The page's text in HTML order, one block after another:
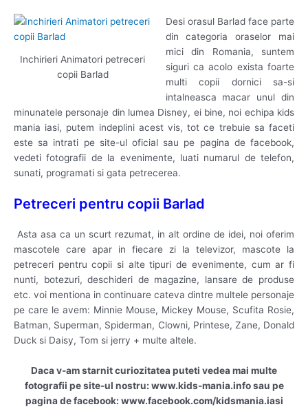
Inchirieri Animatori petreceri
copii Barlad
Desi orasul Barlad face parte
din categoria oraselor mai
mici din Romania, suntem
siguri ca acolo exista foarte
multi copii dornici sa-si
intalneasca macar unul din
minunatele personaje din lumea Disney, ei bine, noi echipa kids
mania iasi, putem indeplini acest vis, tot ce trebuie sa faceti
este sa intrati pe site-ul oficial sau pe pagina de facebook,
vedeti fotografii de la evenimente, luati numarul de telefon,
sunati, programati si gata petrecerea.
Petreceri pentru copii Barlad
Asta asa ca un scurt rezumat, in alt ordine de idei, noi oferim
mascotele care apar in fiecare zi la televizor, mascote la
petreceri pentru copii si alte tipuri de evenimente, cum ar fi
nunti, botezuri, deschideri de magazine, lansare de produse
etc. voi mentiona in continuare cateva dintre multele personaje
pe care le avem: Minnie Mouse, Mickey Mouse, Scufita Rosie,
Batman, Superman, Spiderman, Clowni, Printese, Zane, Donald
Duck si Daisy, Tom si jerry + multe altele.
Daca v-am starnit curiozitatea puteti vedea mai multe
fotografii pe site-ul nostru: www.kids-mania.info sau pe
pagina de facebook: www.facebook.com/kidsmania.iasi